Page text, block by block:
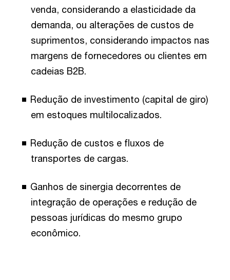
venda, considerando a elasticidade da
demanda, ou alterações de custos de
suprimentos, considerando impactos nas
margens de fornecedores ou clientes em
cadeias B2B.
Redução de investimento (capital de giro)
em estoques multilocalizados.
Redução de custos e fluxos de
transportes de cargas.
Ganhos de sinergia decorrentes de
integração de operações e redução de
pessoas jurídicas do mesmo grupo
econômico.